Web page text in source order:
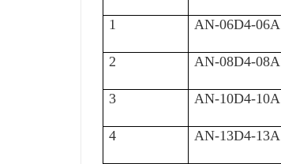
1 AN-06D4-06A
2 AN-08D4-08A
3 AN-10D4-10A
4 AN-13D4-13A